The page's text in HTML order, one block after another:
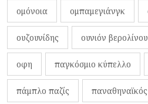
ομόνοια ομπαμεγιάνγκ
ουζουνίδης ουνιόν βερολίνου
οφη παγκόσμιο κύπελλο
πάμπλο παζίς παναθηναϊκός